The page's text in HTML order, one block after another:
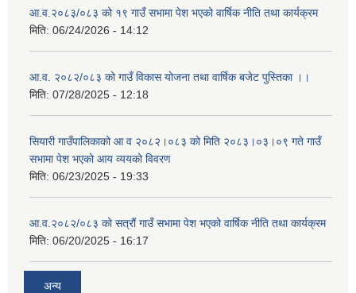
आ.व.२०८३/०८३ को १९ गाउँ सभामा पेश भएको वार्षिक नीति तथा कार्यक्रम
मिति: 06/24/2026 - 14:12
आ.व. २०८२/०८३ को गाउँ विकास योजना तथा वार्षिक बजेट पुस्तिका ।।
मिति: 07/28/2025 - 12:18
सियारी गाउँपालिकाको आ व २०८२।०८३ को मिति २०८३।०३।०९ गते गाउँ
सभामा पेश भएको आय व्ययको विवरण
मिति: 06/23/2025 - 19:33
आ.व.२०८२/०८३ को सत्रौं गाउँ सभामा पेश भएको वार्षिक नीति तथा कार्यक्रम
मिति: 06/20/2025 - 16:17
अन्य